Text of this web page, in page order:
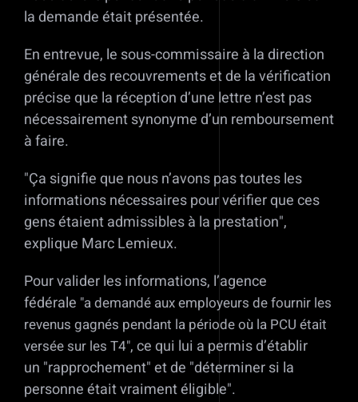
la demande était présentée.
En entrevue, le sous-commissaire à la direction
générale des recouvrements et de la vérification
précise que la réception d’une lettre n’est pas
nécessairement synonyme d’un remboursement
à faire.
Ça signifie que nous n’avons pas toutes les
informations nécessaires pour vérifier que ces
gens étaient admissibles à la prestation ,
explique Marc Lemieux.
Pour valider les informations, l’agence
fédérale a demandé aux employeurs de fournir les
revenus gagnés pendant la période où la PCU était
versée sur les T4 , ce qui lui a permis d’établir
un rapprochement et de déterminer si la
personne était vraiment éligible .